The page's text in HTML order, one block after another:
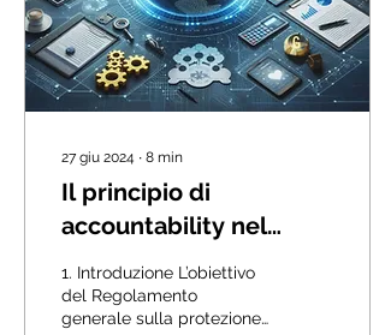
27 giu 2024 ∙ 8 min
Il principio di
accountability nel
GDPR
1. Introduzione L’obiettivo
del Regolamento
generale sulla protezione